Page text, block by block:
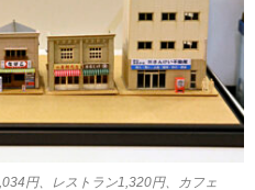
円、レストラン1,320円、カフェ